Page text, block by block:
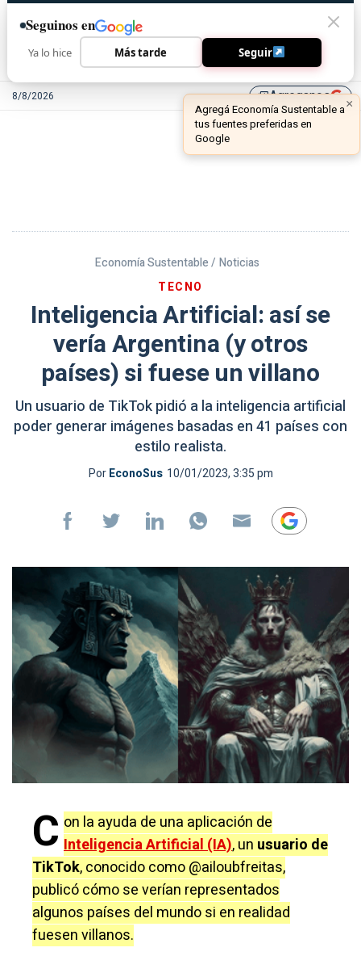
8/8/2026 library_addAgreganos
Economía Sustentable / Noticias
TECNO
Inteligencia Artificial: así se
vería Argentina (y otros
países) si fuese un villano
Un usuario de TikTok pidió a la inteligencia artificial
poder generar imágenes basadas en 41 países con
estilo realista.
PorEconoSus 10/01/2023, 3:35 pm
C on la ayuda de una aplicación de
Inteligencia Artificial (IA), un usuario de
TikTok, conocido como @ailoubfreitas,
publicó cómo se verían representados
algunos países del mundo si en realidad
fuesen villanos.
Seguinos en
Ya lo hice Más tarde Seguir